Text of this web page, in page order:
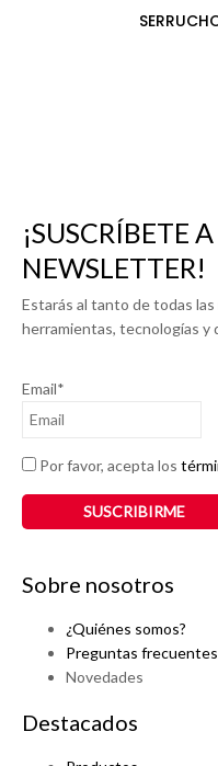
¡SUSCRÍBETE
NEWSLETTER!
Estarás al tanto de todas
herramientas, tecnologías y
Email*
Por favor, acepta los
Sobre nosotros
¿Quiénes somos?
Preguntas frecuentes
Novedades
Destacados